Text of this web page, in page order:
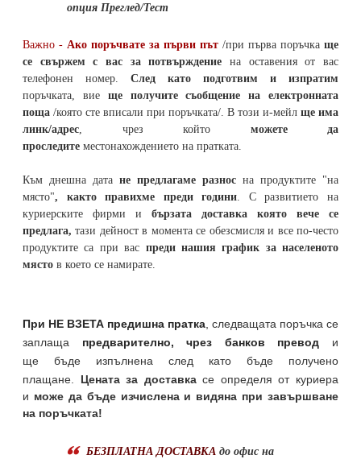
опция Преглед/Тест
Важно - Ако поръчвате за първи път /при първа поръчка ще
се свържем с вас за потвърждение на оставения от вас
телефонен номер. След като подготвим и изпратим
поръчката, вие ще получите съобщение на електронната
поща /която сте вписали при поръчката/. В този и-мейл ще има
линк/адрес, чрез който можете да
проследите местонахождението на пратката.
Към днешна дата не предлагаме разнос на продуктите "на
място", както правихме преди години. С развитието на
куриерските фирми и бързата доставка която вече се
предлага, тази дейност в момента се обезсмисля и все по-често
продуктите са при вас преди нашия график за населеното
място в което се намирате.
При НЕ ВЗЕТА предишна пратка, следващата поръчка се
заплаща предварително, чрез банков превод и
ще бъде изпълнена след като бъде получено
плащане. Цената за доставкасе определя от куриера
и може да бъде изчислена и видяна при завършване
на поръчката!
БЕЗПЛАТНА ДОСТАВКА до офис на